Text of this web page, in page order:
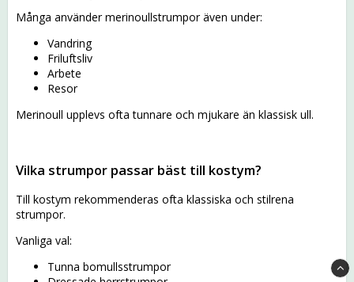
Många använder merinoullstrumpor även under:
Vandring
Friluftsliv
Arbete
Resor
Merinoull upplevs ofta tunnare och mjukare än klassisk ull.
Vilka strumpor passar bäst till kostym?
Till kostym rekommenderas ofta klassiska och stilrena
strumpor.
Vanliga val:
Tunna bomullsstrumpor